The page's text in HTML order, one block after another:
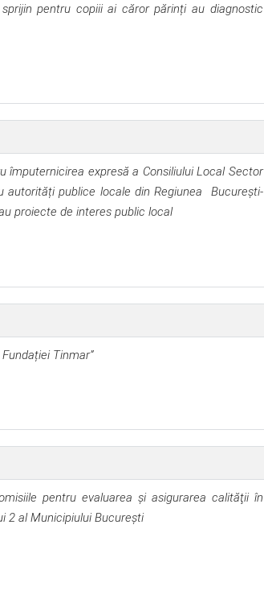
pentru copiii ai căror părinți au diagnostic
împuternicirea expresă a Consiliului Local Sector
autorități publice locale din Regiunea București-
proiecte de interes public local
Tinmar”
pentru evaluarea şi asigurarea calităţii în
2 al Municipiului Bucureşti